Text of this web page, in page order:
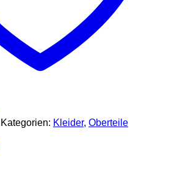
Kategorien: Kleider, Oberteile